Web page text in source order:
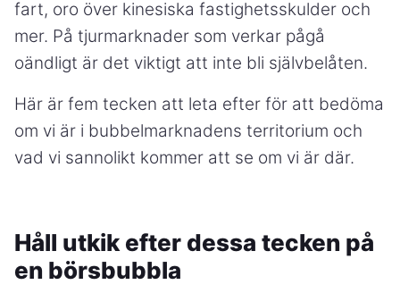
fart, oro över kinesiska fastighetsskulder och
mer. På tjurmarknader som verkar pågå
oändligt är det viktigt att inte bli självbelåten.
Här är fem tecken att leta efter för att bedöma
om vi är i bubbelmarknadens territorium och
vad vi sannolikt kommer att se om vi är där.
Håll utkik efter dessa tecken på
en börsbubbla